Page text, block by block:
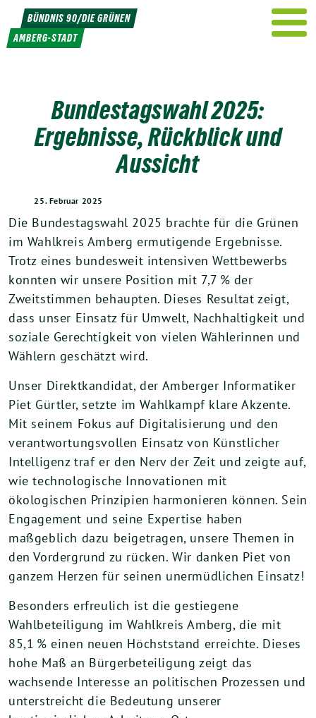
Weiter
zum
Inhalt
BÜNDNIS 90/DIE GRÜNEN
AMBERG-STADT
Bundestagswahl 2025:
Ergebnisse, Rückblick und
Aussicht
25. Februar 2025
Die Bundestagswahl 2025 brachte für die Grünen
im Wahlkreis Amberg ermutigende Ergebnisse.
Trotz eines bundesweit intensiven Wettbewerbs
konnten wir unsere Position mit 7,7 % der
Zweitstimmen behaupten. Dieses Resultat zeigt,
dass unser Einsatz für Umwelt, Nachhaltigkeit und
soziale Gerechtigkeit von vielen Wählerinnen und
Wählern geschätzt wird.
Unser Direktkandidat, der Amberger Informatiker
Piet Gürtler, setzte im Wahlkampf klare Akzente.
Mit seinem Fokus auf Digitalisierung und den
verantwortungsvollen Einsatz von Künstlicher
Intelligenz traf er den Nerv der Zeit und zeigte auf,
wie technologische Innovationen mit
ökologischen Prinzipien harmonieren können. Sein
Engagement und seine Expertise haben
maßgeblich dazu beigetragen, unsere Themen in
den Vordergrund zu rücken. Wir danken Piet von
ganzem Herzen für seinen unermüdlichen Einsatz!
Besonders erfreulich ist die gestiegene
Wahlbeteiligung im Wahlkreis Amberg, die mit
85,1 % einen neuen Höchststand erreichte. Dieses
hohe Maß an Bürgerbeteiligung zeigt das
wachsende Interesse an politischen Prozessen und
unterstreicht die Bedeutung unserer